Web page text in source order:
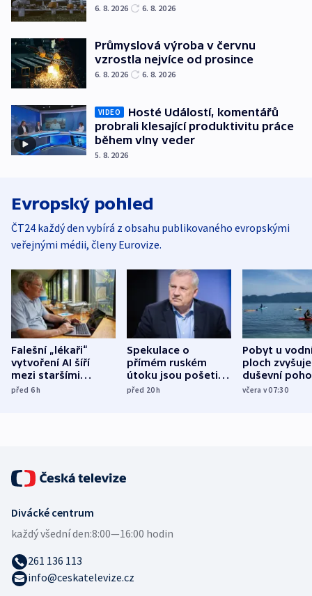
6. 8. 2026 6. 8. 2026
Průmyslová výroba v červnu
vzrostla nejvíce od prosince
6. 8. 2026 6. 8. 2026
VIDEO
Hosté Událostí, komentářů
probrali klesající produktivitu práce
během vlny veder
5. 8. 2026
Evropský pohled
ČT24 každý den vybírá z obsahu publikovaného evropskými
veřejnými médii, členy Eurovize.
Falešní „lékaři“
vytvoření AI šíří
mezi staršími
Poláky nebezpečné
před 6h
Spekulace o
přímém ruském
útoku jsou pošetilé,
míní estonský
před 20h
Pobyt u
ploch zvyšuje
duševní
ukázala
včera v 07:30
Divácké centrum
každý všední den:8:00—16:00 hodin
261 136 113
info@ceskatelevize.cz